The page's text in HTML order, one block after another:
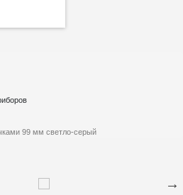
99 мм светло-серый